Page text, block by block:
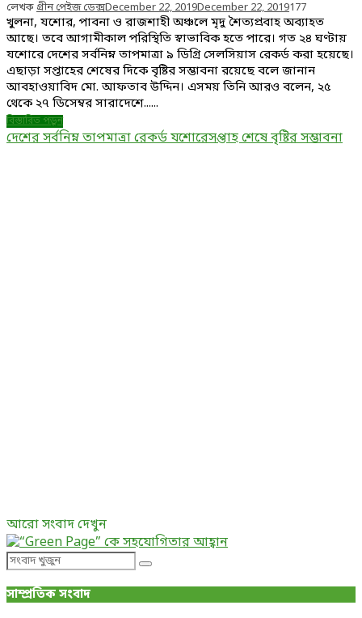
লেখক গ্রীন পেইজ ডেক্সDecember 22, 2019December 22, 2019177
খুলনা, যশোর, পাবনা ও রাজশাহী অঞ্চলে মৃদু শৈত্যপ্রবাহ অব্যাহত
আছে। তবে আগামীকাল পরিস্থিতি স্বাভাবিক হতে পারে। গত ২৪ ঘণ্টায়
যশোরে দেশের সর্বনিম্ন তাপমাত্রা ৯ ডিগ্রি সেলসিয়াস রেকর্ড করা হয়েছে।
এছাড়া সপ্তাহের শেষের দিকে বৃষ্টির সম্ভাবনা রয়েছে বলে জানান
আবহাওয়াবিদ মো. আফতাব উদ্দিন। এসময় তিনি আরও বলেন, ২৫
থেকে ২৭ ডিসেম্বর সারাদেশে......
বিস্তারিত পড়ুন
দেশের সর্বনিম্ন তাপমাত্রা রেকর্ড যশোরেসপ্তাহ শেষে বৃষ্টির সম্ভাবনা
আরো সংবাদ দেখুন
Search
Search
সাম্প্রতিক সংবাদ